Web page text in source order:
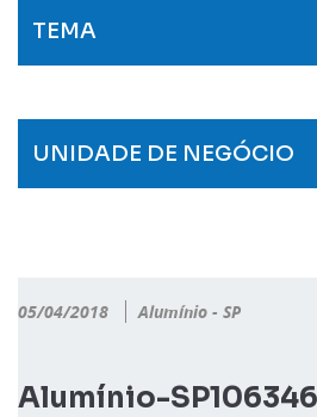
TEMA
UNIDADE DE NEGÓCIO
05/04/2018 Alumínio - SP
Alumínio-SP106346